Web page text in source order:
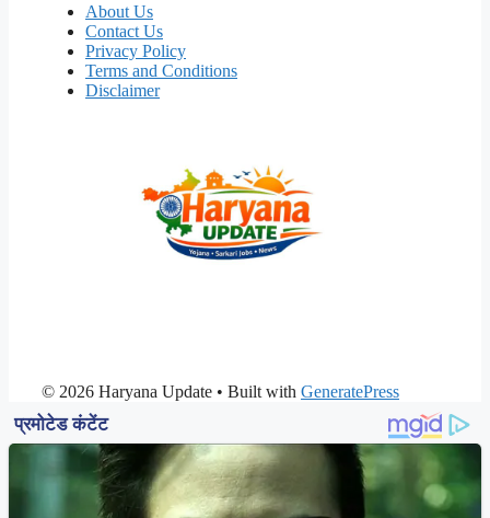
About Us
Contact Us
Privacy Policy
Terms and Conditions
Disclaimer
© 2026 Haryana Update • Built with GeneratePress